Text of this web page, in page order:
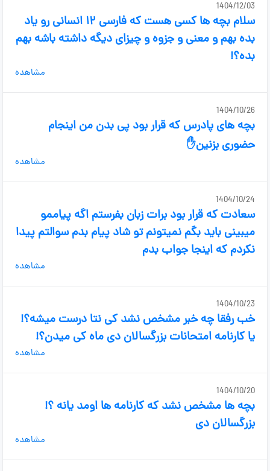
1404/12/03
سلام بچه ها کسی هست که فارسی ۱۲ انسانی رو یاد
بده بهم و معنی و جزوه و چیزای دیگه داشته باشه بهم
بده؟!
مشاهده
1404/10/26
بچه های پادرس که قرار بود پی بدن من اینجام
حضوری بزنین✋
مشاهده
1404/10/24
سعادت که قرار بود برات زبان بفرستم اگه پیاممو
میبینی باید بگم نمیتونم تو شاد پیام بدم سوالتم پیدا
نکردم که اینجا جواب بدم
مشاهده
1404/10/23
خب رفقا چه خبر مشخص نشد کی نتا درست میشه؟!
یا کارنامه امتحانات بزرگسالان دی ماه کی میدن؟!
مشاهده
1404/10/20
بچه ها مشخص نشد که کارنامه ها اومد یانه ؟!
بزرگسالان دی
مشاهده